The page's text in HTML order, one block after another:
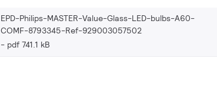
EPD-Philips-MASTER-Value-Glass-LED-bulbs-A60-
COMF-8793345-Ref-929003057502
pdf 741.1 kB